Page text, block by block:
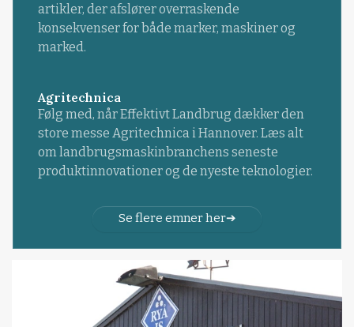
artikler, der afslører overraskende
konsekvenser for både marker, maskiner og
marked.
Agritechnica
Følg med, når Effektivt Landbrug dækker den
store messe Agritechnica i Hannover. Læs alt
om landbrugsmaskinbranchens seneste
produktinnovationer og de nyeste teknologier.
Se flere emner her